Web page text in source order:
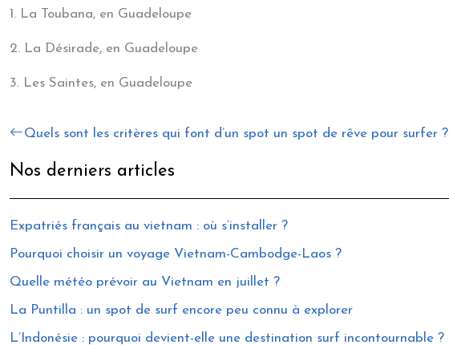
1. La Toubana, en Guadeloupe
2. La Désirade, en Guadeloupe
3. Les Saintes, en Guadeloupe
Quels sont les critères qui font d’un spot un spot de rêve pour surfer ?
Nos derniers articles
Expatriés français au vietnam : où s’installer ?
Pourquoi choisir un voyage Vietnam-Cambodge-Laos ?
Quelle météo prévoir au Vietnam en juillet ?
La Puntilla : un spot de surf encore peu connu à explorer
L’Indonésie : pourquoi devient-elle une destination surf incontournable ?